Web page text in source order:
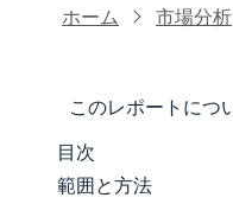
ホーム 市場分析
このレポートにつ
市場規模とシェア
目次
範囲と方法